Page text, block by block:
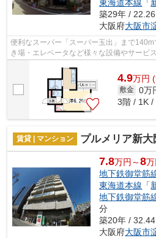
東海道本線 「
築29年 / 22.26
大阪府大阪市
便利なスーパー「スーパー玉出」まで
き場・エレベータなど様々な設備やサービ
4.9万円
敷金 0万
3階 / 1K /
賃貸 | マンション プルメリア新大
7.8万円～8万
地下鉄御堂筋
東海道本線 「
地下鉄御堂筋
分
築20年 /
大阪府大阪市